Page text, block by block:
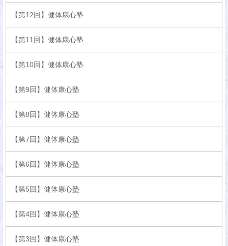
【第12回】健体康心塾
【第11回】健体康心塾
【第10回】健体康心塾
【第9回】健体康心塾
【第8回】健体康心塾
【第7回】健体康心塾
【第6回】健体康心塾
【第5回】健体康心塾
【第4回】健体康心塾
【第3回】健体康心塾